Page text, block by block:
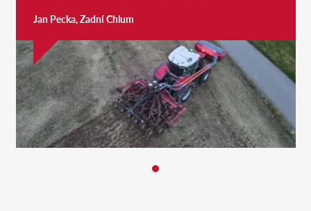
Jan Pecka, Zadní Chlum